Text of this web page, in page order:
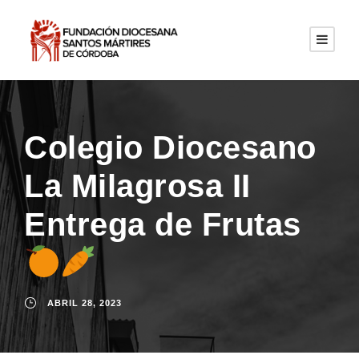
Colegio Diocesano
La Milagrosa II
Entrega de Frutas
ABRIL 28, 2023